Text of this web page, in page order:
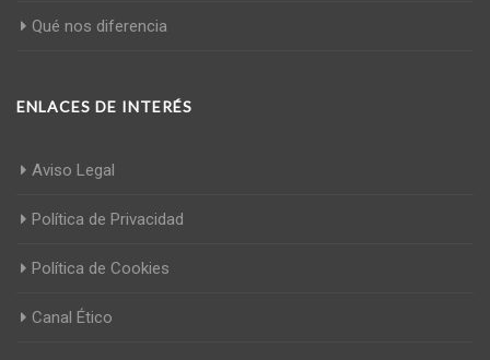
Qué nos diferencia
ENLACES DE INTERÉS
Aviso Legal
Política de Privacidad
Política de Cookies
Canal Ético